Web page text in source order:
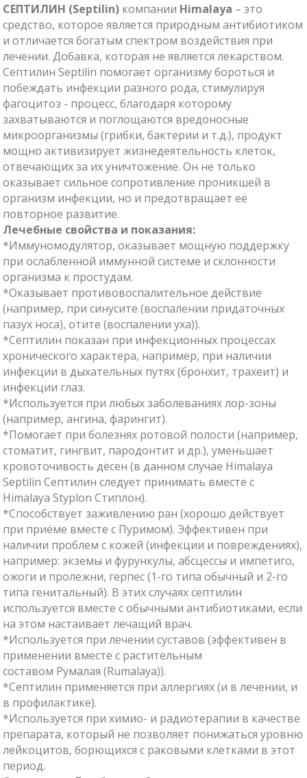
СЕПТИЛИН (Septilin) компании Himalaya – это
средство, которое является природным антибиотиком
и отличается богатым спектром воздействия при
лечении. Добавка, которая не является лекарством.
Септилин Septilin помогает организму бороться и
побеждать инфекции разного рода, стимулируя
фагоцитоз - процесс, благодаря которому
захватываются и поглощаются вредоносные
микроорганизмы (грибки, бактерии и т.д.), продукт
мощно активизирует жизнедеятельность клеток,
отвечающих за их уничтожение. Он не только
оказывает сильное сопротивление проникшей в
организм инфекции, но и предотвращает её
повторное развитие.
Лечебные свойства и показания:
*Иммуномодулятор, оказывает мощную поддержку
при ослабленной иммунной системе и склонности
организма к простудам.
*Оказывает противовоспалительное действие
(например, при синусите (воспалении придаточных
пазух носа), отите (воспалении уха)).
*Септилин показан при инфекционных процессах
хронического характера, например, при наличии
инфекции в дыхательных путях (бронхит, трахеит) и
инфекции глаз.
*Используется при любых заболеваниях лор-зоны
(например, ангина, фарингит).
*Помогает при болезнях ротовой полости (например,
стоматит, гингвит, пародонтит и др.), уменьшает
кровоточивость дёсен (в данном случае Himalaya
Septilin Септилин следует принимать вместе с
Himalaya Styplon Стиплон).
*Способствует заживлению ран (хорошо действует
при приёме вместе с Пуримом). Эффективен при
наличии проблем с кожей (инфекции и повреждениях),
например: экземы и фурункулы, абсцессы и импетиго,
ожоги и пролежни, герпес (1-го типа обычный и 2-го
типа генитальный). В этих случаях септилин
используется вместе с обычными антибиотиками, если
на этом настаивает лечащий врач.
*Используется при лечении суставов (эффективен в
применении вместе с растительным
составом Румалая (Rumalaya)).
*Септилин применяется при аллергиях (и в лечении, и
в профилактике).
*Используется при химио- и радиотерапии в качестве
препарата, который не позволяет понижаться уровню
лейкоцитов, борющихся с раковыми клетками в этот
период.